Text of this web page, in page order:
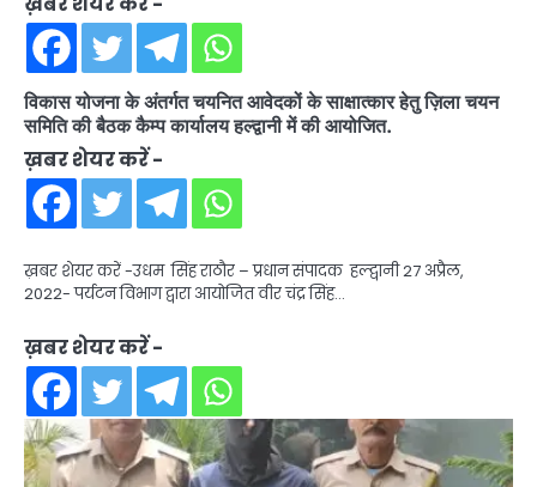
विकास योजना के अंतर्गत चयनित आवेदकों के साक्षात्कार हेतु ज़िला चयन
समिति की बैठक कैम्प कार्यालय हल्द्वानी में की आयोजित.
ख़बर शेयर करें -
ख़बर शेयर करें -उधम सिंह राठौर – प्रधान संपादक हल्द्वानी 27 अप्रैल,
2022- पर्यटन विभाग द्वारा आयोजित वीर चंद्र सिंह…
ख़बर शेयर करें -